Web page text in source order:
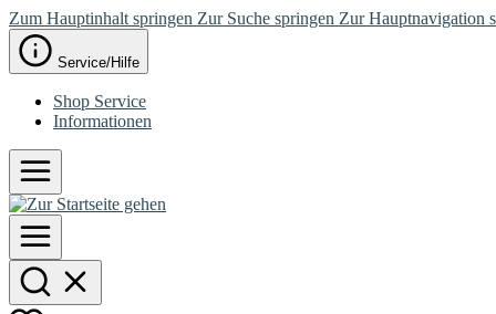
Zum Hauptinhalt springen Zur Suche springen Zur Hauptnavigation
Service/Hilfe
Shop Service
Informationen